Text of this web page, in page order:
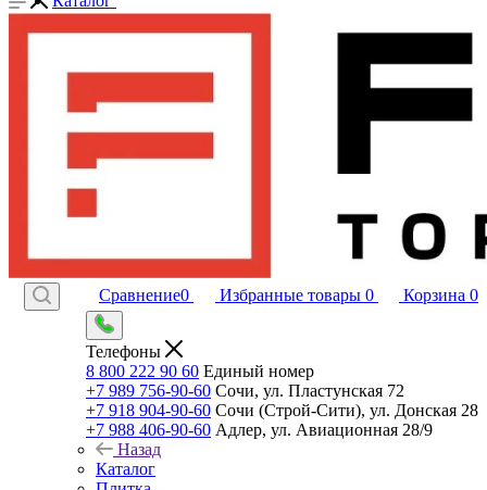
Сравнение0 Избранные товары 0 Корзина 0
Телефоны
8 800 222 90 60 Единый номер
+7 989 756-90-60 Сочи, ул. Пластунская 72
+7 918 904-90-60 Сочи (Строй-Сити), ул. Донская 28
+7 988 406-90-60 Адлер, ул. Авиационная 28/9
Назад
Каталог